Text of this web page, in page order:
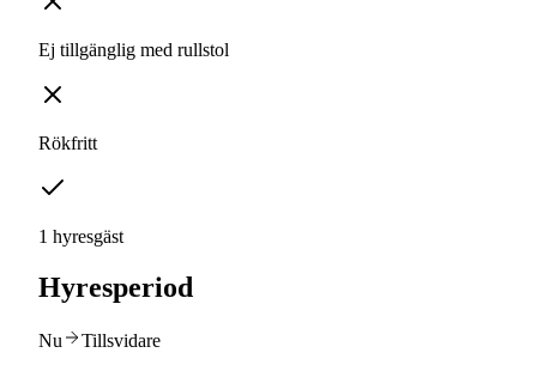
Ej tillgänglig med rullstol
Rökfritt
1 hyresgäst
Hyresperiod
Nu Tillsvidare